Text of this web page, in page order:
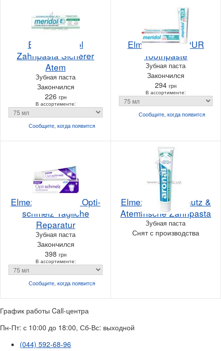
Elmex Meridol
Zahnpasta Sicherer
Atem
Зубная паста
Закончился
226 грн
В ассортименте:
Сообщите, когдапоявится
Elmex Meridol PUR
Toothpaste
Зубная паста
Закончился
294 грн
В ассортименте:
Сообщите, когдапоявится
Elmex Zahnpasta Opti-
schmelz Tagliche
Reparatur
Зубная паста
Закончился
398 грн
В ассортименте:
Сообщите, когдапоявится
Elmex Aronal Schutz &
Atemfrische Zahnpasta
Зубная паста
Снят с производства
График работы Call-центра
Пн-Пт: с 10:00 до 18:00, Сб-Вс: выходной
(044) 592-68-96